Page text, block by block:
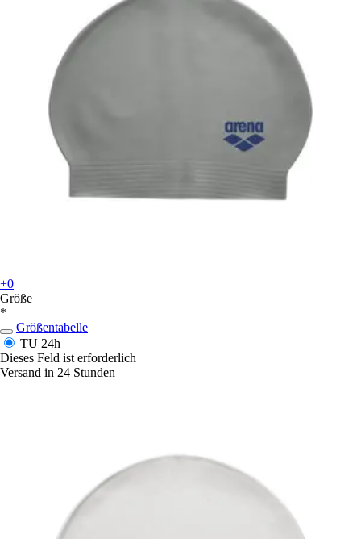
+0
Größe
*
Größentabelle
TU 24h
Dieses Feld ist erforderlich
Versand in 24 Stunden